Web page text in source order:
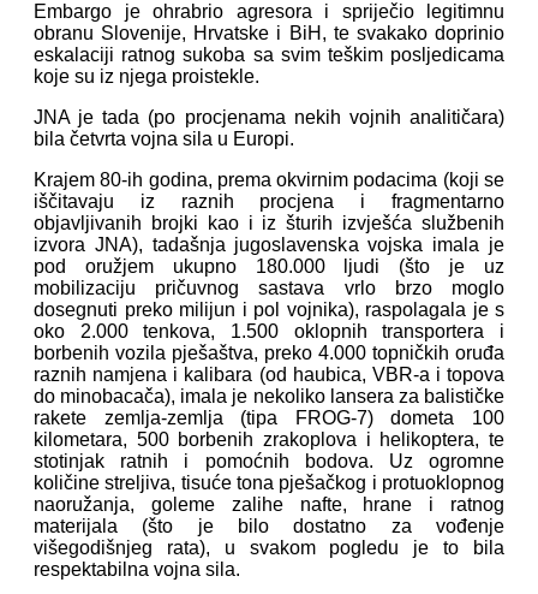
Embargo je ohrabrio agresora i spriječio legitimnu
obranu Slovenije, Hrvatske i BiH, te svakako doprinio
eskalaciji ratnog sukoba sa svim teškim posljedicama
koje su iz njega proistekle.
JNA je tada (po procjenama nekih vojnih analitičara)
bila četvrta vojna sila u Europi.
Krajem 80-ih godina, prema okvirnim podacima (koji se
iščitavaju iz raznih procjena i fragmentarno
objavljivanih brojki kao i iz šturih izvješća službenih
izvora JNA), tadašnja jugoslavenska vojska imala je
pod oružjem ukupno 180.000 ljudi (što je uz
mobilizaciju pričuvnog sastava vrlo brzo moglo
dosegnuti preko milijun i pol vojnika), raspolagala je s
oko 2.000 tenkova, 1.500 oklopnih transportera i
borbenih vozila pješaštva, preko 4.000 topničkih oruđa
raznih namjena i kalibara (od haubica, VBR-a i topova
do minobacača), imala je nekoliko lansera za balističke
rakete zemlja-zemlja (tipa FROG-7) dometa 100
kilometara, 500 borbenih zrakoplova i helikoptera, te
stotinjak ratnih i pomoćnih bodova. Uz ogromne
količine streljiva, tisuće tona pješačkog i protuoklopnog
naoružanja, goleme zalihe nafte, hrane i ratnog
materijala (što je bilo dostatno za vođenje
višegodišnjeg rata), u svakom pogledu je to bila
respektabilna vojna sila.